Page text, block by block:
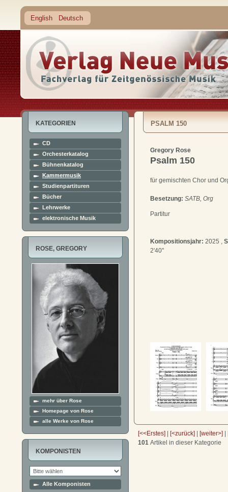
English Deutsch
KATEGORIEN
CD
Orchesterkatalog
Bühnenkatalog
Kammermusik
Studienpartituren
Bücher
Lehrwerke
elektronische Musik
ROSE, GREGORY
mehr über Rose
Homepage von Rose
alle Werke von Rose
KOMPONISTEN
Alle Komponisten
PSALM 150
Gregory Rose
Psalm 150
für gemischten Chor und
Besetzung: SATB, Org
Partitur
Kompositionsjahr: 2025 ,
2'40''
[<<Erstes] | [<zurück] | [weiter>] |
101 Artikel in dieser Kategorie